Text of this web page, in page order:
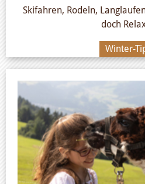
Skifahren, Rodeln,
doch
Winter-